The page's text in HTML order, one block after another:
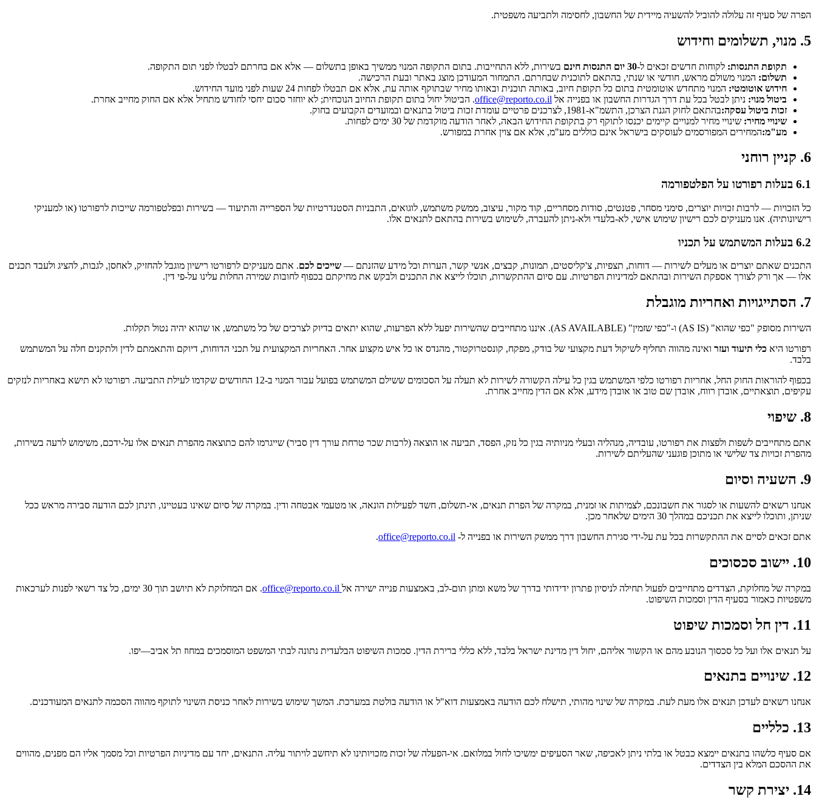
הפרה של סעיף זה עלולה להוביל להשעיה מיידית של החשבון, לחסימה ולתביעה משפטית.
5. מנוי, תשלומים וחידוש
תקופת התנסות: לקוחות חדשים זכאים ל-30 יום התנסות חינם
בשירות, ללא התחייבות. בתום התקופה המנוי ממשיך באופן בתשלום — אלא אם בחרתם לבטלו לפני תום התקופה.
תשלום: המנוי משולם מראש, חודשי או שנתי, בהתאם לתוכנית שבחרתם. התמחור המעודכן מוצג באתר ובעת הרכישה.
חידוש אוטומטי: המנוי מתחדש אוטומטית בתום כל תקופת חיוב, באותה תוכנית ובאותו מחיר שבתוקף אותה עת, אלא אם תבטלו לפחות 24 שעות לפני מועד החידוש.
ביטול מנוי: ניתן לבטל בכל עת דרך הגדרות החשבון או בפנייה אל office@reporto.co.il. הביטול יחול בתום תקופת החיוב הנוכחית; לא יוחזר סכום יחסי לחודש מתחיל אלא אם החוק מחייב אחרת.
זכות ביטול עסקה:בהתאם לחוק הגנת הצרכן, התשמ"א-1981, לצרכנים פרטיים עומדת זכות ביטול בתנאים ובמועדים הקבועים בחוק.
שינויי מחיר: שינויי מחיר למנויים קיימים יכנסו לתוקף רק בתקופת החידוש הבאה, לאחר הודעה מוקדמת של 30 ימים לפחות.
מע"מ:המחירים המפורסמים לעוסקים בישראל אינם כוללים מע"מ, אלא אם צוין אחרת במפורש.
6. קניין רוחני
6.1 בעלות רפורטו על הפלטפורמה
כל הזכויות — לרבות זכויות יוצרים, סימני מסחר, פטנטים, סודות מסחריים, קוד מקור, עיצוב, ממשק משתמש, לוגואים, התבניות הסטנדרטיות של הספרייה והתיעוד — בשירות ובפלטפורמה שייכות לרפורטו (או למעניקי
רישיונותיה). אנו מעניקים לכם רישיון שימוש אישי, לא-בלעדי ולא-ניתן להעברה, לשימוש בשירות בהתאם לתנאים אלו.
6.2 בעלות המשתמש על תכניו
התכנים שאתם יוצרים או מעלים לשירות — דוחות, תצפיות, צ'קליסטים, תמונות, קבצים, אנשי קשר, הערות וכל מידע שהזנתם — שייכים לכם. אתם מעניקים לרפורטו רישיון מוגבל להחזיק, לאחסן, לגבות, להציג ולעבד תכנים
אלו — אך ורק לצורך אספקת השירות ובהתאם למדיניות הפרטיות. עם סיום ההתקשרות, תוכלו לייצא את התכנים ולבקש את מחיקתם בכפוף לחובות שמירה החלות עלינו על-פי דין.
7. הסתייגויות ואחריות מוגבלת
השירות מסופק "כפי שהוא" (AS IS) ו-"כפי שזמין" (AS AVAILABLE). איננו מתחייבים שהשירות יפעל ללא הפרעות, שהוא יתאים בדיוק לצרכים של כל משתמש, או שהוא יהיה נטול תקלות.
רפורטו היא כלי תיעוד ועזר ואינה מהווה תחליף לשיקול דעת מקצועי של בודק, מפקח, קונסטרוקטור, מהנדס או כל איש מקצוע אחר. האחריות המקצועית על תכני הדוחות, דיוקם והתאמתם לדין ולתקנים חלה על המשתמש
בלבד.
בכפוף להוראות החוק החל, אחריות רפורטו כלפי המשתמש בגין כל עילה הקשורה לשירות לא תעלה על הסכומים ששילם המשתמש בפועל עבור המנוי ב-12 החודשים שקדמו לעילת התביעה. רפורטו לא תישא באחריות לנזקים
עקיפים, תוצאתיים, אובדן רווח, אובדן שם טוב או אובדן מידע, אלא אם הדין מחייב אחרת.
8. שיפוי
אתם מתחייבים לשפות ולפצות את רפורטו, עובדיה, מנהליה ובעלי מניותיה בגין כל נזק, הפסד, תביעה או הוצאה (לרבות שכר טרחת עורך דין סביר) שייגרמו להם כתוצאה מהפרת תנאים אלו על-ידכם, משימוש לרעה בשירות,
מהפרת זכויות צד שלישי או מתוכן פוגעני שהעליתם לשירות.
9. השעיה וסיום
אנחנו רשאים להשעות או לסגור את חשבונכם, לצמיתות או זמנית, במקרה של הפרת תנאים, אי-תשלום, חשד לפעילות הונאה, או מטעמי אבטחה ודין. במקרה של סיום שאינו בעטיינו, תינתן לכם הודעה סבירה מראש ככל
שניתן, ותוכלו לייצא את תכניכם במהלך 30 הימים שלאחר מכן.
אתם זכאים לסיים את ההתקשרות בכל עת על-ידי סגירת החשבון דרך ממשק השירות או בפנייה ל- office@reporto.co.il
.
10. יישוב סכסוכים
במקרה של מחלוקת, הצדדים מתחייבים לפעול תחילה לניסיון פתרון ידידותי בדרך של משא ומתן תום-לב, באמצעות פנייה ישירה אל office@reporto.co.il
. אם המחלוקת לא תיושב תוך 30 ימים, כל צד רשאי לפנות לערכאות
משפטיות כאמור בסעיף הדין וסמכות השיפוט.
11. דין חל וסמכות שיפוט
על תנאים אלו ועל כל סכסוך הנובע מהם או הקשור אליהם, יחול דין מדינת ישראל בלבד, ללא כללי ברירת הדין. סמכות השיפוט הבלעדית נתונה לבתי המשפט המוסמכים במחוז תל אביב—יפו.
12. שינויים בתנאים
אנחנו רשאים לעדכן תנאים אלו מעת לעת. במקרה של שינוי מהותי, תישלח לכם הודעה באמצעות דוא"ל או הודעה בולטת במערכת. המשך שימוש בשירות לאחר כניסת השינוי לתוקף מהווה הסכמה לתנאים המעודכנים.
13. כלליים
אם סעיף כלשהו בתנאים יימצא כבטל או בלתי ניתן לאכיפה, שאר הסעיפים ימשיכו לחול במלואם. אי-הפעלה של זכות מזכויותינו לא תיחשב לויתור עליה. התנאים, יחד עם מדיניות הפרטיות וכל מסמך אליו הם מפנים, מהווים
את ההסכם המלא בין הצדדים.
14. יצירת קשר